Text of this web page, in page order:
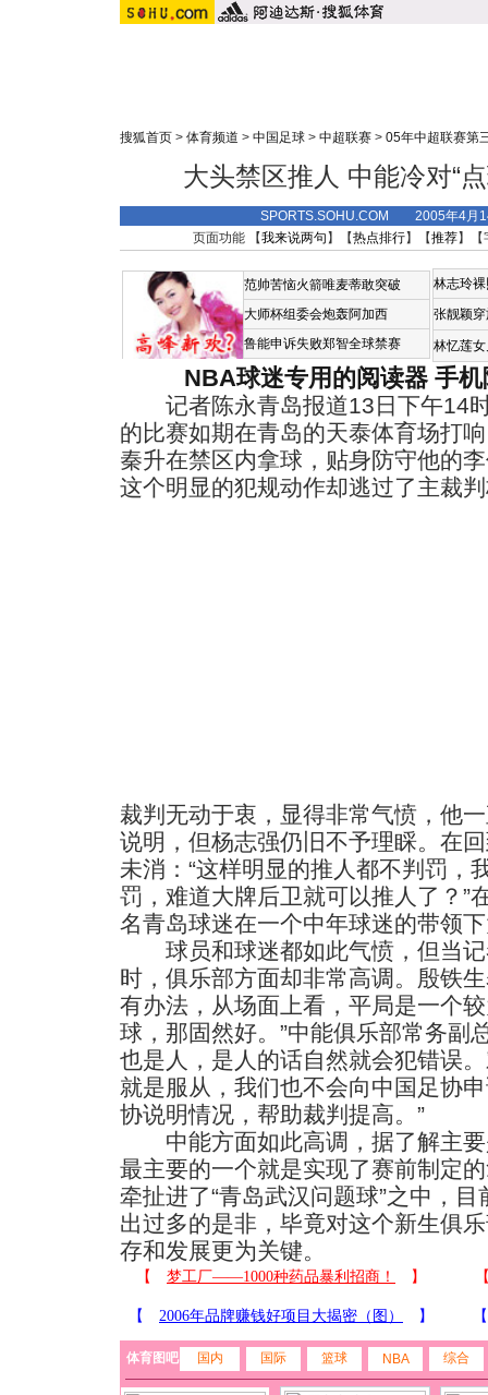
搜狐首页 > 体育频道 > 中国足球 > 中超联赛 > 05年中超联赛第
大头禁区推人 中能冷对“
SPORTS.SOHU.COM 2005年4月
页面功能 【我来说两句 】【热点排行】【推荐】【
范帅苦恼火箭唯麦蒂敢突破
大师杯组委会炮轰阿加西
鲁能申诉失败郑智全球禁赛
林志玲
张靓颖
林忆莲
NBA球迷专用的阅读器 手
记者陈永青岛报道13日下午14
的比赛如期在青岛的天泰体育场打
秦升在禁区内拿球，贴身防守他的
这个明显的犯规动作却逃过了主裁
裁判无动于衷，显得非常气愤，他
说明，但杨志强仍旧不予理睬。在
未消：“这样明显的推人都不判罚，
罚，难道大牌后卫就可以推人了？”
名青岛球迷在一个中年球迷的带领下
球员和球迷都如此气愤，但当记
时，俱乐部方面却非常高调。殷铁
有办法，从场面上看，平局是一个
球，那固然好。”中能俱乐部常务副
也是人，是人的话自然就会犯错误
就是服从，我们也不会向中国足协
协说明情况，帮助裁判提高。”
中能方面如此高调，据了解主要
最主要的一个就是实现了赛前制定
牵扯进了“青岛武汉问题球”之中，
出过多的是非，毕竟对这个新生俱
存和发展更为关键。
体育图吧 国内 国际 篮球 NBA 综合